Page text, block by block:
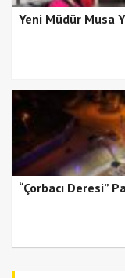
Yeni Müdür Musa
“Çorbacı Deresi”